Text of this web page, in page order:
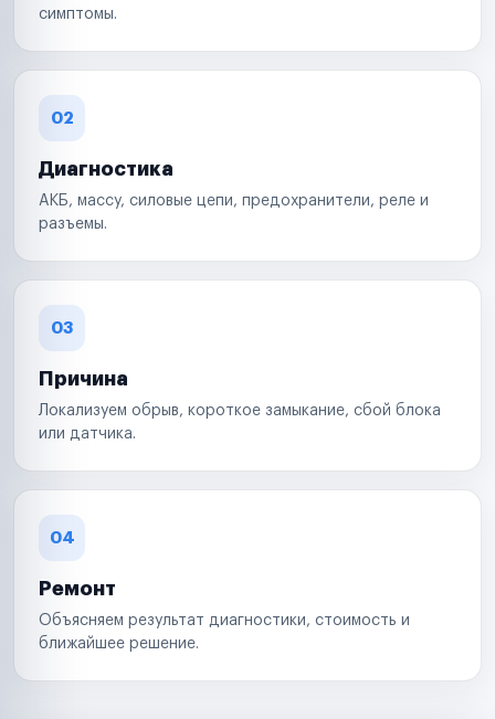
симптомы.
02
Диагностика
АКБ, массу, силовые цепи, предохранители, реле и
разъемы.
03
Причина
Локализуем обрыв, короткое замыкание, сбой блока
или датчика.
04
Ремонт
Объясняем результат диагностики, стоимость и
ближайшее решение.